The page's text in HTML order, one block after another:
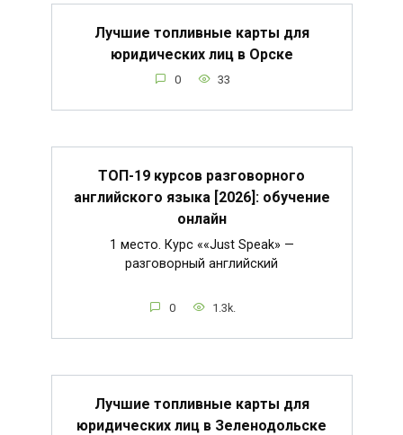
Лучшие топливные карты для
юридических лиц в Орске
0 33
ТОП-19 курсов разговорного
английского языка [2026]: обучение
онлайн
1 место. Курс ««Just Speak» —
разговорный английский
0 1.3k.
Лучшие топливные карты для
юридических лиц в Зеленодольске